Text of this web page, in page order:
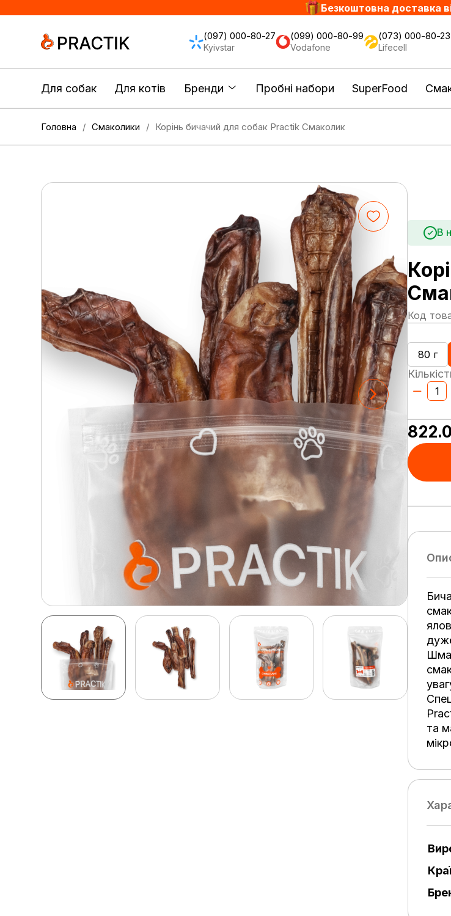
Безкоштовна доставка
(097) 000-80-27
Kyivstar
(099) 000-80-99
Vodafone
(073) 000-80-23
Lifecell
Для собак Для котів Бренди Пробні набори SuperFood
Головна Смаколики Корінь бичачий для собак Practik Смаколик
В
Код
80 г
та